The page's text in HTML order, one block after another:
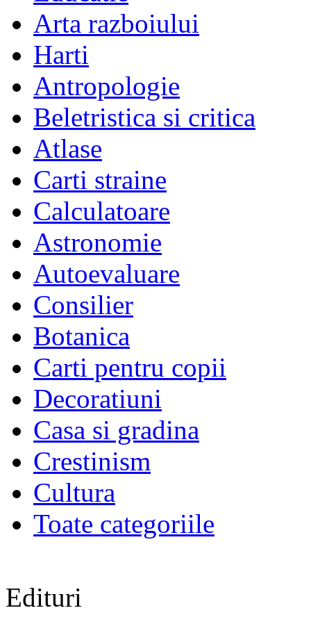
Arta razboiului
Harti
Antropologie
Beletristica si critica
Atlase
Carti straine
Calculatoare
Astronomie
Autoevaluare
Consilier
Botanica
Carti pentru copii
Decoratiuni
Casa si gradina
Crestinism
Cultura
Toate categoriile
Edituri